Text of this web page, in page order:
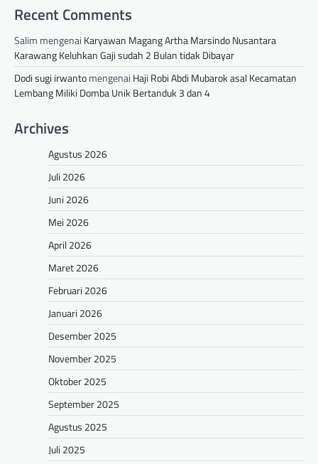
Recent Comments
Salim mengenai Karyawan Magang Artha Marsindo Nusantara
Karawang Keluhkan Gaji sudah 2 Bulan tidak Dibayar
Dodi sugi irwantomengenai Haji Robi Abdi Mubarok asal Kecamatan
Lembang Miliki Domba Unik Bertanduk 3 dan 4
Archives
Agustus 2026
Juli 2026
Juni 2026
Mei 2026
April 2026
Maret 2026
Februari 2026
Januari 2026
Desember 2025
November 2025
Oktober 2025
September 2025
Agustus 2025
Juli 2025